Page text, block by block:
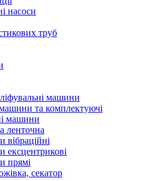
насоси
труб
машини
та комплектуючі
машини
ленточна
прямі
секатор